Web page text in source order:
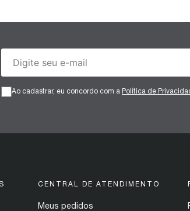
Ao cadastrar, eu concordo com a Política de
CENTRAL DE ATENDIMENTO
Meus pedidos